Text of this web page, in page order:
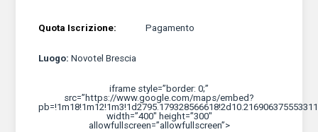
Quota Iscrizione: Pagamento
Luogo:Novotel Brescia
iframe style=”border: 0;”
src=”https://www.google.com/maps/embed?
width=”400″ height=”300″
allowfullscreen=”allowfullscreen”>